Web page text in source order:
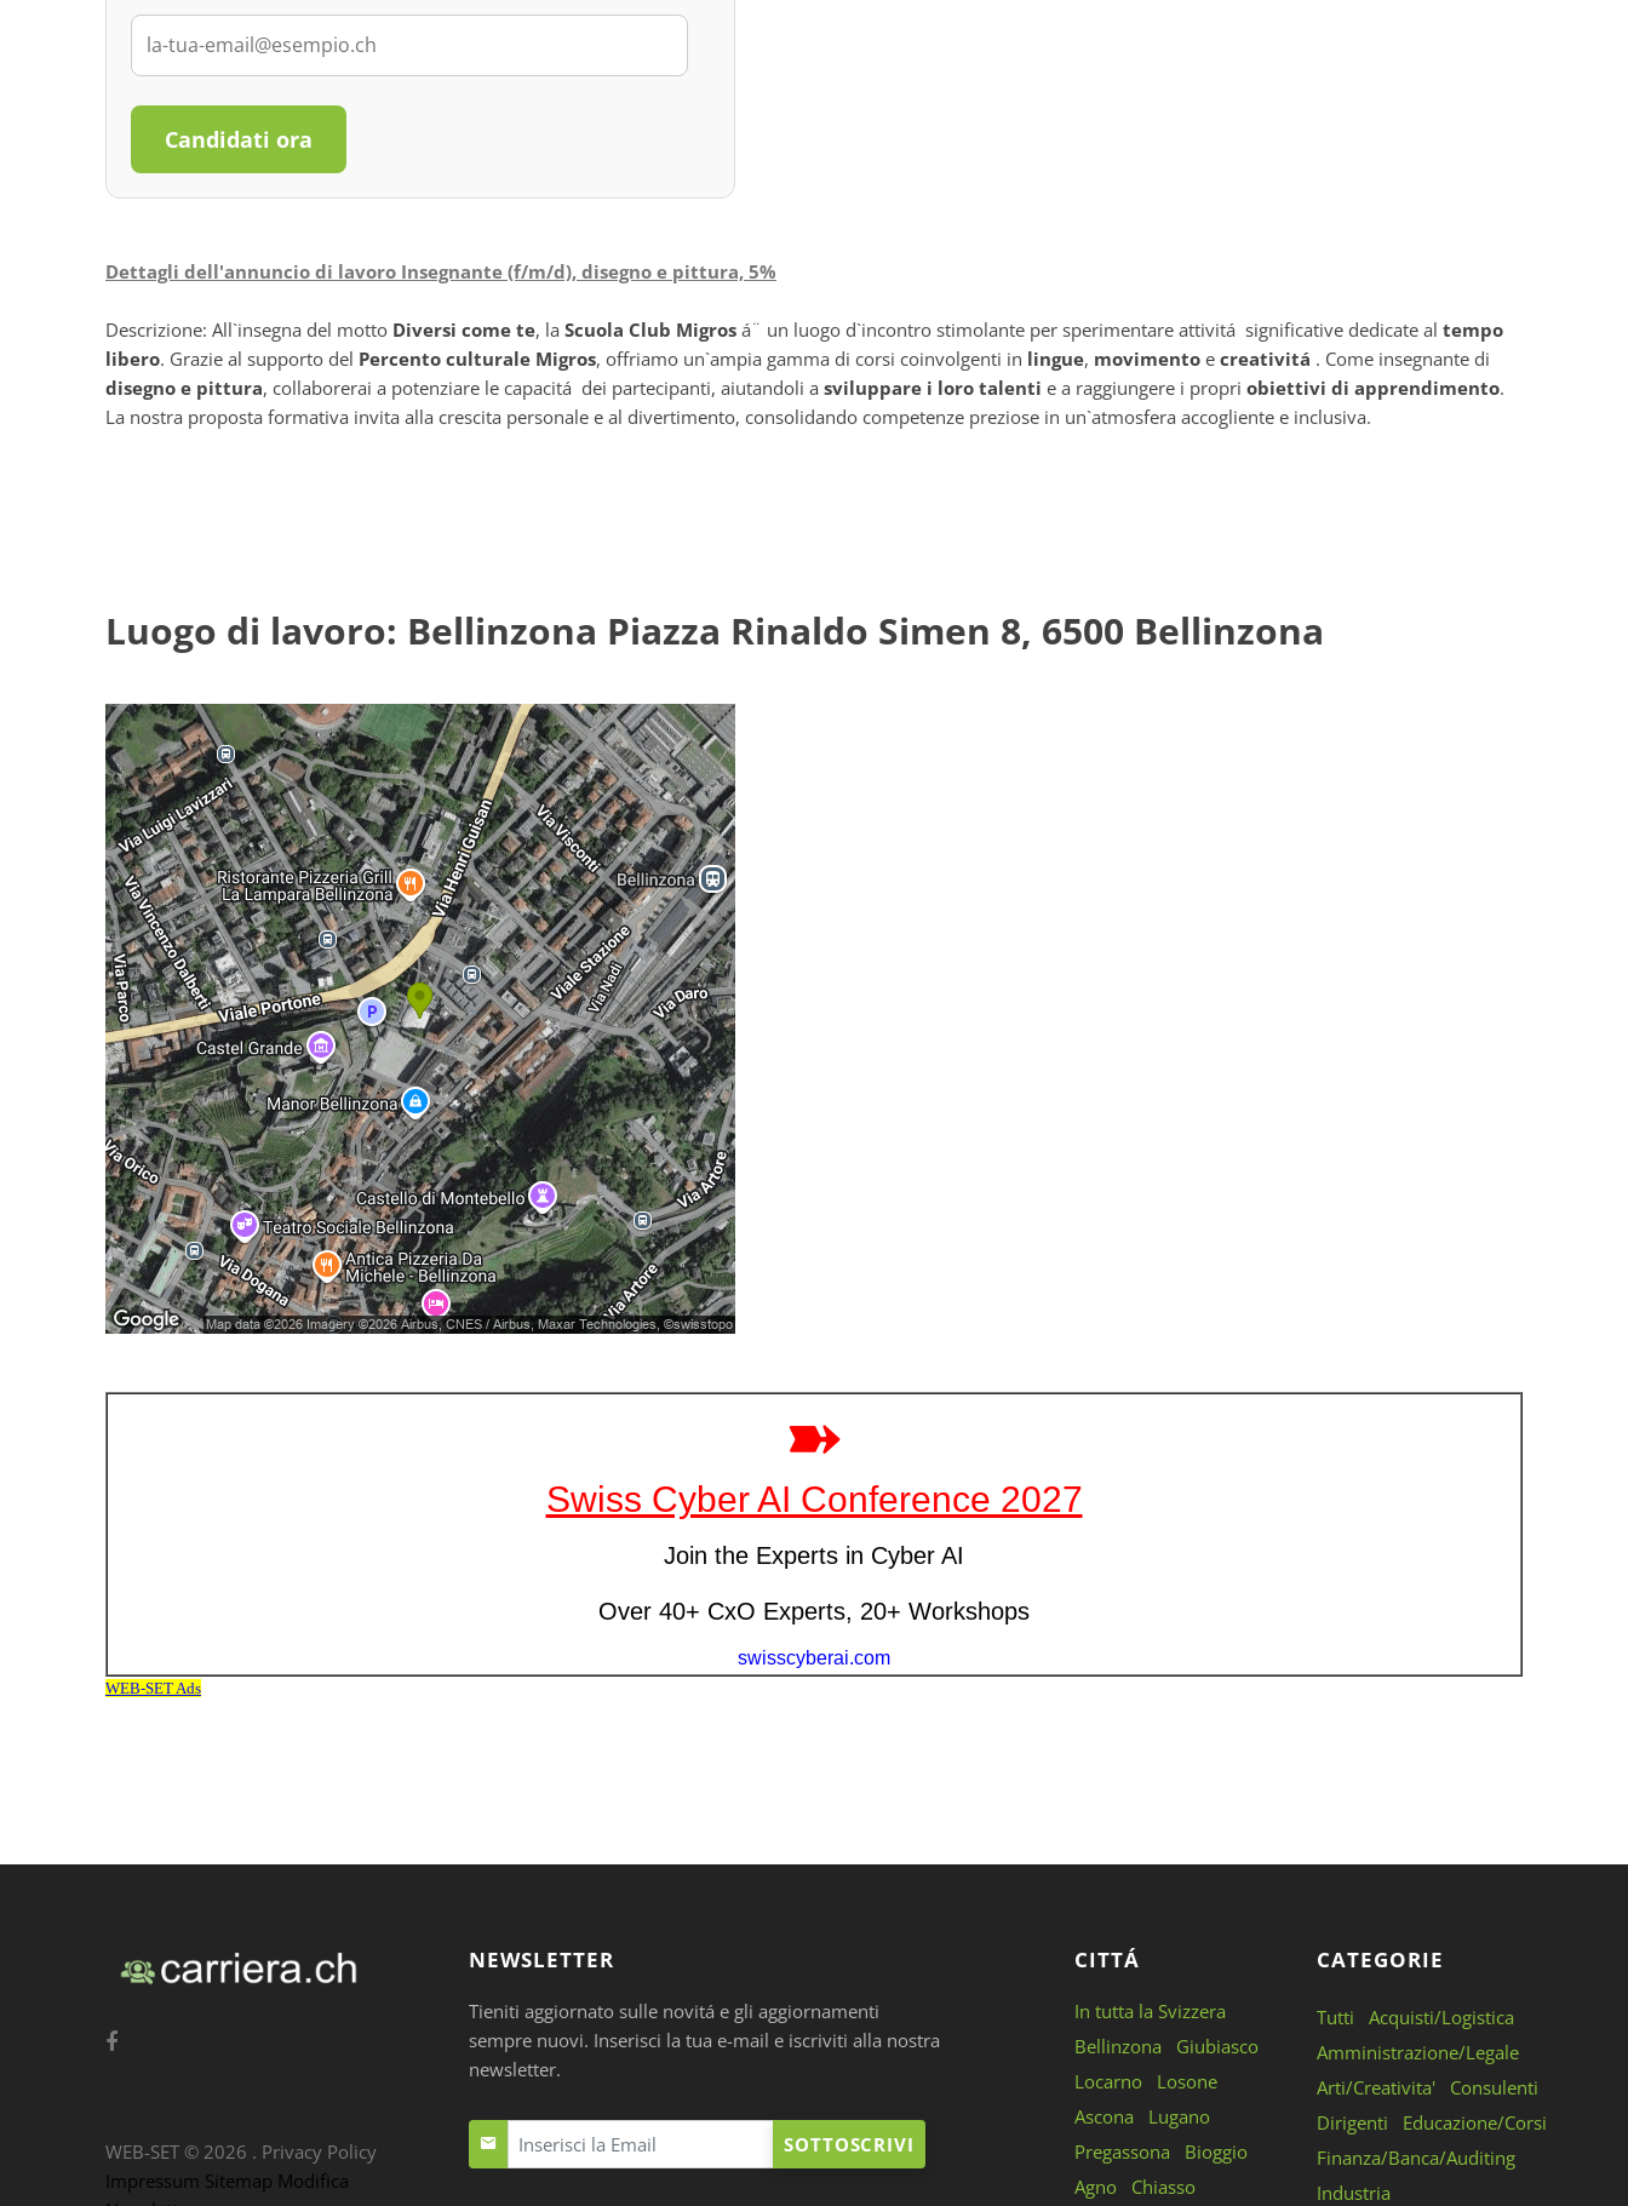
Candidati ora
Dettagli dell'annuncio di lavoro Insegnante (f/m/d), disegno e pittura, 5%
Descrizione: All`insegna del motto Diversi come te, la Scuola Club Migros á¨ un luogo d`incontro stimolante per sperimentare attivitá significative dedicate al tempo
libero. Grazie al supporto del Percento culturale Migros, offriamo un`ampia gamma di corsi coinvolgenti in lingue, movimento e creativitá . Come insegnante di
disegno e pittura, collaborerai a potenziare le capacitá dei partecipanti, aiutandoli a sviluppare i loro talenti e a raggiungere i propri obiettivi di apprendimento.
La nostra proposta formativa invita alla crescita personale e al divertimento, consolidando competenze preziose in un`atmosfera accogliente e inclusiva.
Luogo di lavoro: Bellinzona Piazza Rinaldo Simen 8, 6500 Bellinzona
NEWSLETTER
Tieniti aggiornato sulle novitá e gli aggiornamenti
sempre nuovi. Inserisci la tua e-mail e iscriviti alla nostra
newsletter.
SOTTOSCRIVI
CITTÁ
In tutta la Svizzera
Bellinzona
Giubiasco
Locarno
Losone
Ascona
Lugano
Pregassona
Bioggio
Agno
Chiasso
CATEGORIE
Tutti
Acquisti/Logistica
Amministrazione/Legale
Arti/Creativita'
Consulenti
Dirigenti
Educazione/Corsi
Finanza/Banca/Auditing
Industria
WEB-SET © 2026 . Privacy Policy
Impressum Sitemap Modifica